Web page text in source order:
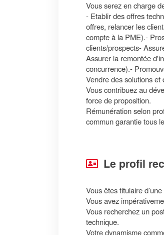
Vous serez en charge
- Etablir des offres
offres, relancer les
compte à la PME).-
clients/prospects-
Assurer la remontée
concurrence).-
Vendre des solutions et
Vous contribuez au
force de proposition.
Rémunération selon
commun garantie tous
Le profil
Vous êtes titulaire
Vous avez
Vous recherchez un
technique.
Votre dynamisme